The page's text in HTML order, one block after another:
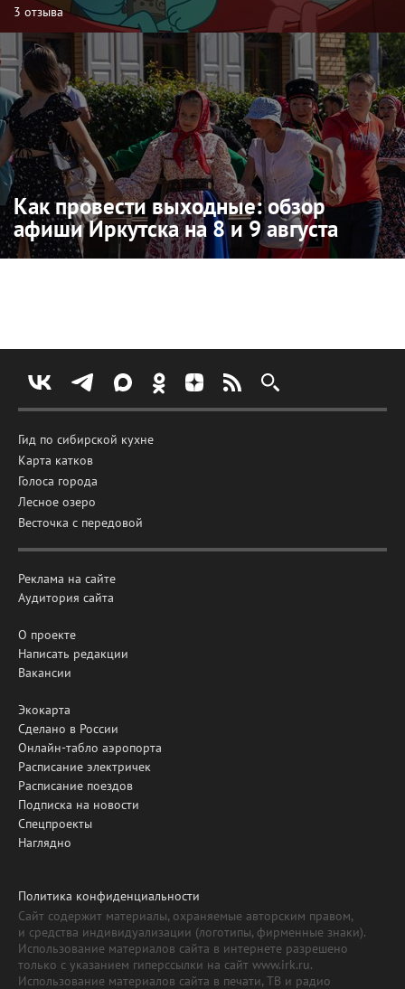
3 отзыва
Как провести выходные: обзор
афиши Иркутска на 8 и 9 августа
Гид по сибирской кухне
Карта катков
Голоса города
Лесное озеро
Весточка с передовой
Реклама на сайте
Аудитория сайта
О проекте
Написать редакции
Вакансии
Экокарта
Сделано в России
Онлайн-табло аэропорта
Расписание электричек
Расписание поездов
Подписка на новости
Спецпроекты
Наглядно
Политика конфиденциальности
Сайт содержит материалы, охраняемые авторским правом,
и средства индивидуализации (логотипы, фирменные знаки).
Использование материалов сайта в интернете разрешено
только с указанием гиперссылки на сайт www.irk.ru.
Использование материалов сайта в печати, ТВ и радио